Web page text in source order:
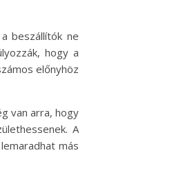
beszállítók ne
hogy a
előnyhöz
van arra, hogy
A
más